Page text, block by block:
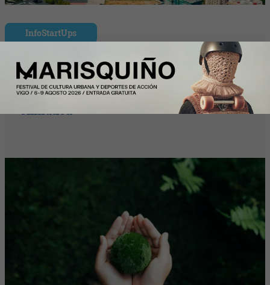
InfoStartUps
Startups por el Clima moviliza al
ecosistema startup para acelerar
soluciones frente a la emergencia
climática